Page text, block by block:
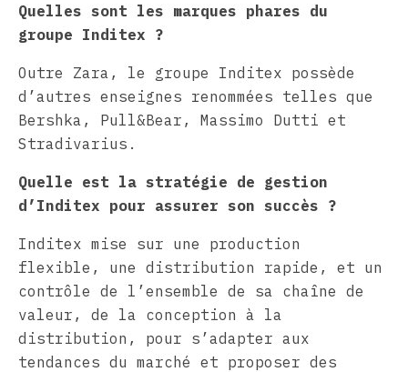
Quelles sont les marques phares du
groupe Inditex ?
Outre Zara, le groupe Inditex possède
d’autres enseignes renommées telles que
Bershka, Pull&Bear, Massimo Dutti et
Stradivarius.
Quelle est la stratégie de gestion
d’Inditex pour assurer son succès ?
Inditex mise sur une production
flexible, une distribution rapide, et un
contrôle de l’ensemble de sa chaîne de
valeur, de la conception à la
distribution, pour s’adapter aux
tendances du marché et proposer des